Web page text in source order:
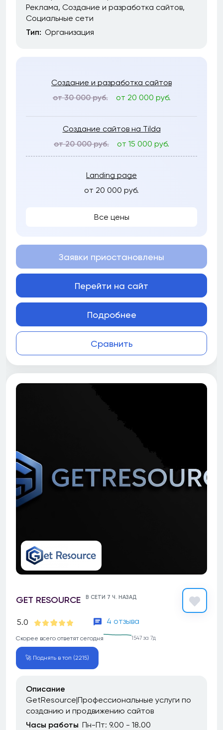
Реклама Создание и разработка сайтов
Социальные сети
Тип: Организация
Создание и разработка сайтов
от 30 000 руб.
от 20 000 руб.
Создание сайтов на Tilda
от 20 000 руб.
от 15 000 руб.
Landing page
от 20 000 руб.
Все цены
Сравнить
Заявки приостановлены
Перейти на сайт
Подробнее
GET RESOURCE В СЕТИ 7 Ч. НАЗАД
5.0 4 отзыва
Скорее всего ответят сегодня 1547 за 7д
🚀 Поднять в топ (2215)
Описание
GetResource|Профессиональные услуги по
созданию и продвижению сайтов
Часы работы Пн-Пт: 9.00 - 18.00